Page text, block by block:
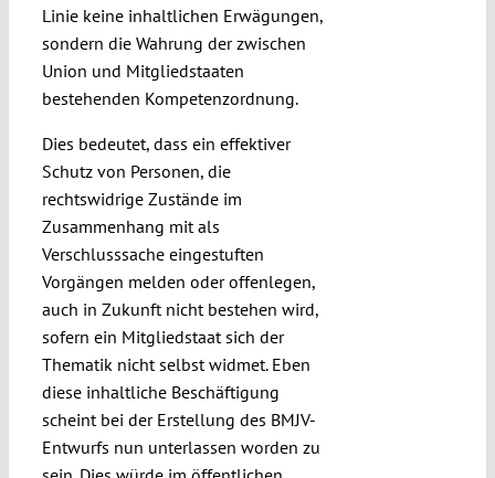
Linie keine inhaltlichen Erwägungen,
sondern die Wahrung der zwischen
Union und Mitgliedstaaten
bestehenden Kompetenzordnung.
Dies bedeutet, dass ein effektiver
Schutz von Personen, die
rechtswidrige Zustände im
Zusammenhang mit als
Verschlusssache eingestuften
Vorgängen melden oder offenlegen,
auch in Zukunft nicht bestehen wird,
sofern ein Mitgliedstaat sich der
Thematik nicht selbst widmet. Eben
diese inhaltliche Beschäftigung
scheint bei der Erstellung des BMJV-
Entwurfs nun unterlassen worden zu